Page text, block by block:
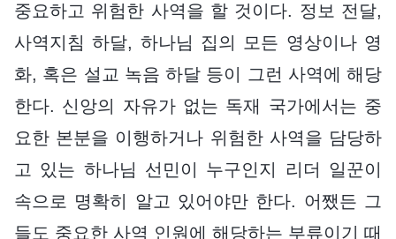
중요하고 위험한 사역을 할 것이다. 정보 전달,
사역지침 하달, 하나님 집의 모든 영상이나 영
화, 혹은 설교 녹음 하달 등이 그런 사역에 해당
한다. 신앙의 자유가 없는 독재 국가에서는 중
요한 본분을 이행하거나 위험한 사역을 담당하
고 있는 하나님 선민이 누구인지 리더 일꾼이
속으로 명확히 알고 있어야만 한다. 어쨌든 그
들도 중요한 사역 인원에 해당하는 부류이기 때